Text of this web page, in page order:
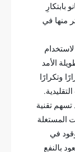
بابتكارِ
منها في
الأمد
وتكرارًا
تسهم تقنية
المستغلة
في
بالنفعِ